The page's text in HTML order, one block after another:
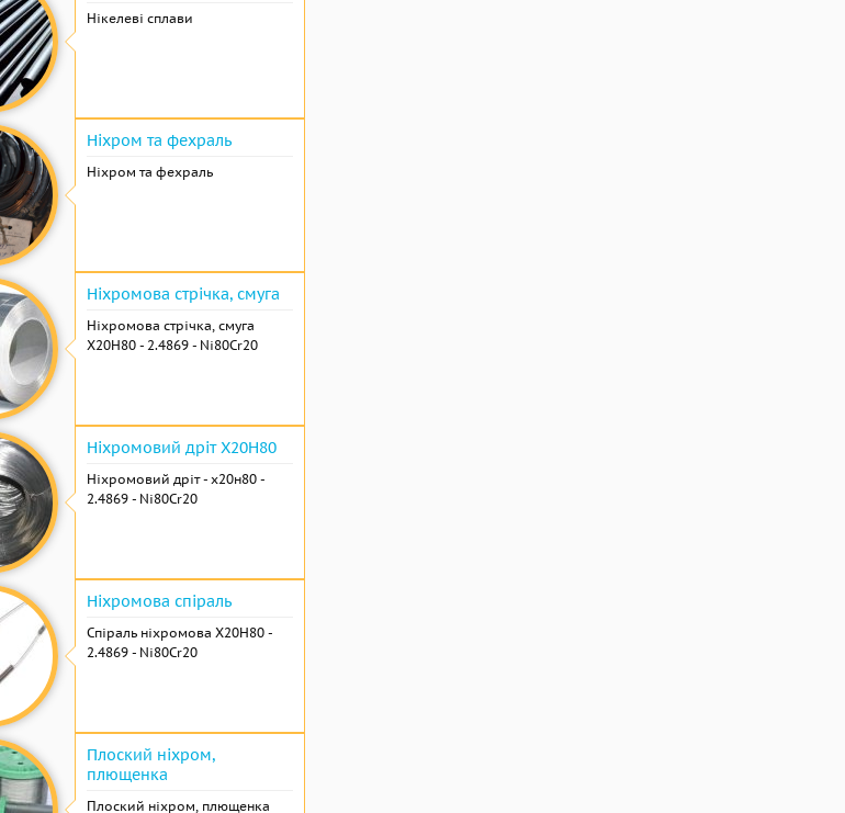
Нікелеві сплави
Ніхром та фехраль
Ніхром та фехраль
Ніхромова стрічка, смуга
Ніхромова стрічка, смуга
Х20Н80 - 2.4869 - Ni80Cr20
Ніхромовий дріт Х20Н80
Ніхромовий дріт - х20н80 -
2.4869 - Ni80Cr20
Ніхромова спіраль
Спіраль ніхромова Х20Н80 -
2.4869 - Ni80Cr20
Плоский ніхром,
плющенка
Плоский ніхром, плющенка